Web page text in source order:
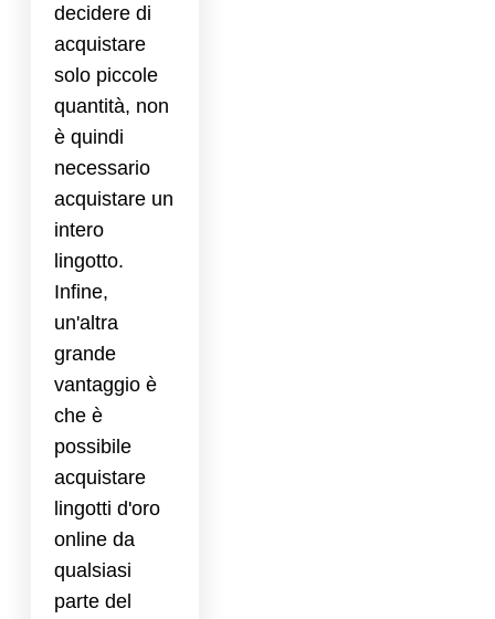
decidere di
acquistare
solo piccole
quantità, non
è quindi
necessario
acquistare un
intero
lingotto.
Infine,
un'altra
grande
vantaggio è
che è
possibile
acquistare
lingotti d'oro
online da
qualsiasi
parte del